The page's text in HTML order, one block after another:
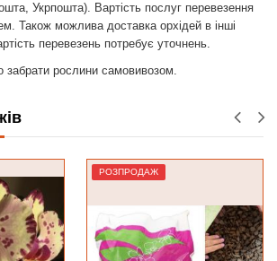
Укрпошта). Вартість послуг перевезення
Також можлива доставка орхідей в інші
перевезень потребує уточнень.
забрати рослини самовивозом.
РОЗПРОДАЖ